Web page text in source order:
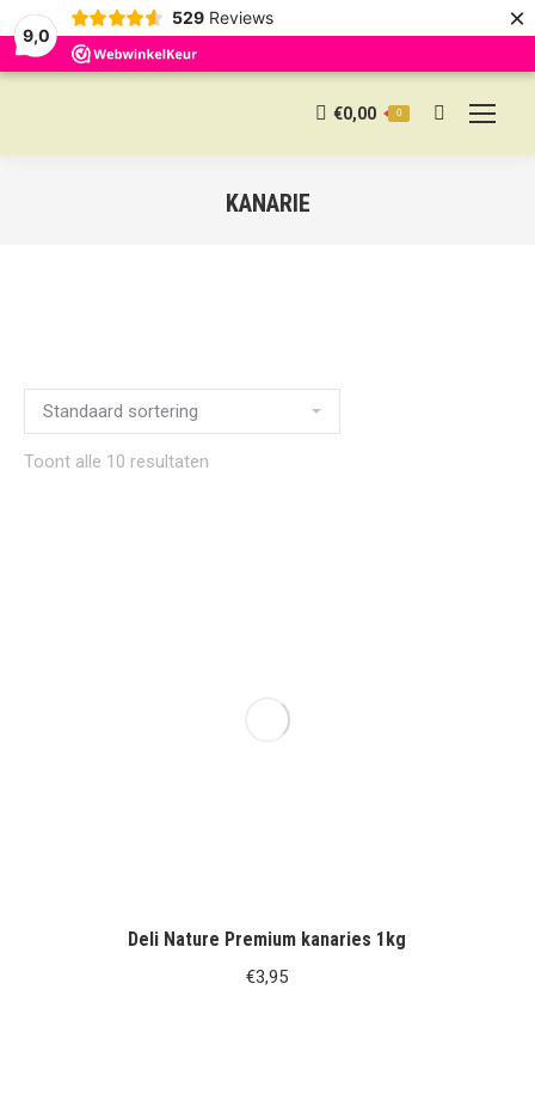
9,0
529 Reviews ×
€0,00 0 Search:
KANARIE
Toont alle 10 resultaten
Deli Nature Premium kanaries 1kg
€3,95